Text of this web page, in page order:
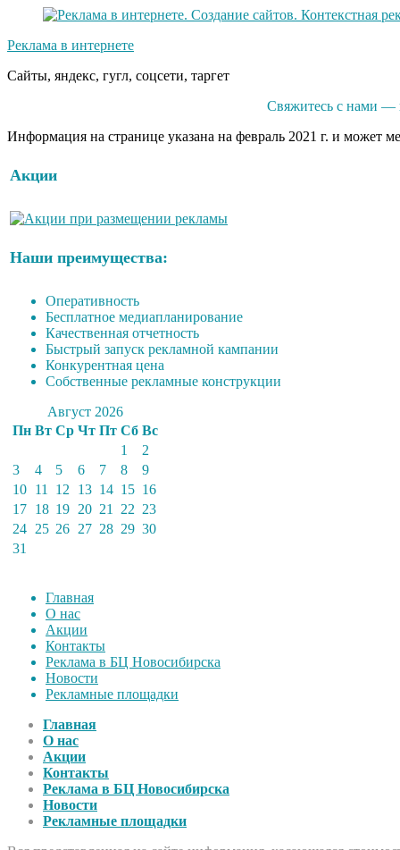
Реклама в интернете
Сайты, яндекс, гугл, соцсети, таргет
Свяжитесь с нами —
Информация на странице указана на февраль 2021 г. и может
Акции
Наши преимущества:
Оперативность
Бесплатное медиапланирование
Качественная отчетность
Быстрый запуск рекламной кампании
Конкурентная цена
Собственные рекламные конструкции
Август 2026
Пн Вт Ср Чт Пт Сб Вс
1
2
3
4 5 6 7 8
9
10 11 12 13 14 15 16
17 18 19 20 21 22 23
24 25 26 27 28 29 30
31
Главная
О нас
Акции
Контакты
Реклама в БЦ Новосибирска
Новости
Рекламные площадки
Главная
О нас
Акции
Контакты
Реклама в БЦ Новосибирска
Новости
Рекламные площадки